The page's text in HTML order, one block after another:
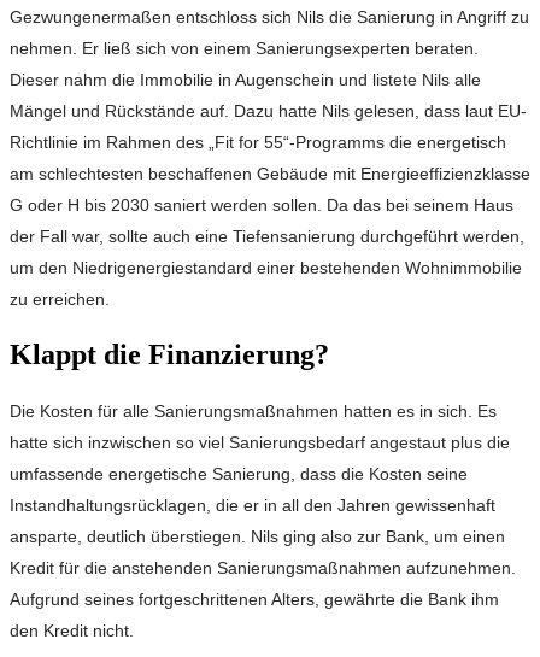
Gezwungenermaßen entschloss sich Nils die Sanierung in Angriff zu
nehmen. Er ließ sich von einem Sanierungsexperten beraten.
Dieser nahm die Immobilie in Augenschein und listete Nils alle
Mängel und Rückstände auf. Dazu hatte Nils gelesen, dass laut EU-
Richtlinie im Rahmen des „Fit for 55“-Programms die energetisch
am schlechtesten beschaffenen Gebäude mit Energieeffizienzklasse
G oder H bis 2030 saniert werden sollen. Da das bei seinem Haus
der Fall war, sollte auch eine Tiefensanierung durchgeführt werden,
um den Niedrigenergiestandard einer bestehenden Wohnimmobilie
zu erreichen.
Klappt die Finanzierung?
Die Kosten für alle Sanierungsmaßnahmen hatten es in sich. Es
hatte sich inzwischen so viel Sanierungsbedarf angestaut plus die
umfassende energetische Sanierung, dass die Kosten seine
Instandhaltungsrücklagen, die er in all den Jahren gewissenhaft
ansparte, deutlich überstiegen. Nils ging also zur Bank, um einen
Kredit für die anstehenden Sanierungsmaßnahmen aufzunehmen.
Aufgrund seines fortgeschrittenen Alters, gewährte die Bank ihm
den Kredit nicht.